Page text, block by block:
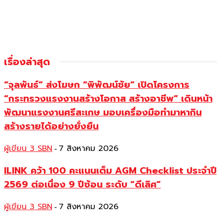
เรื่องล่าสุด
“จุลพันธ์” ส่งโฆษก “พิพัฒน์ชัย” เปิดโครงการ
“กระทรวงแรงงานสร้างโอกาส สร้างอาชีพ” เดินหน้า
พัฒนาแรงงานศรีสะเกษ มอบเครื่องมือทำมาหากิน
สร้างรายได้อย่างยั่งยืน
ผู้เขียน 3 SBN - 7 สิงหาคม 2026
ILINK คว้า 100 คะแนนเต็ม AGM Checklist ประจำปี
2569 ต่อเนื่อง 9 ปีซ้อน ระดับ “ดีเลิศ”
ผู้เขียน 3 SBN - 7 สิงหาคม 2026